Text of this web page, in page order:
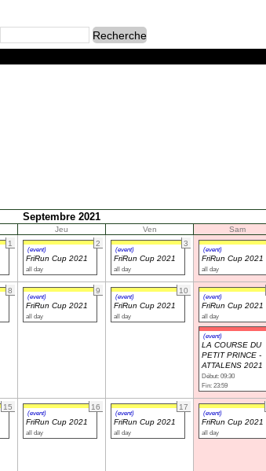
Septembre 2021
Jeu Ven Sam
1
2
(event)
FriRun Cup 2021
all day
3
(event)
FriRun Cup 2021
all day
(event)
FriRun Cup 2021
all day
8 9
(event)
FriRun Cup 2021
all day
10
(event)
FriRun Cup 2021
all day
(event)
FriRun Cup 2021
all day
(event)
LA COURSE DU
PETIT PRINCE -
ATTALENS 2021
Début: 09:30
Fin: 23:59
15 16
(event)
FriRun Cup 2021
all day
17
(event)
FriRun Cup 2021
all day
(event)
FriRun Cup 2021
all day